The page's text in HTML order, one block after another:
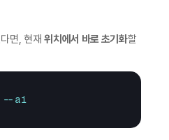
다면, 현재 위치에서 바로 초기화할
--ai